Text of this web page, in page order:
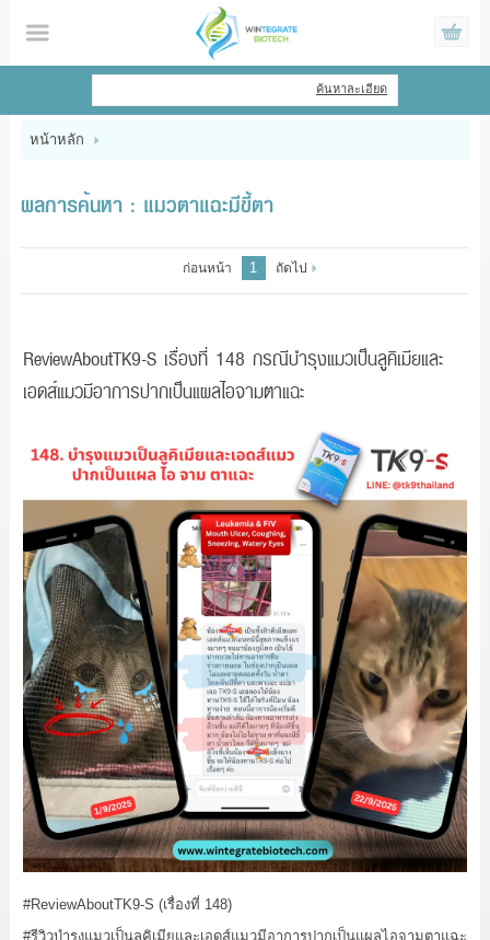
ไทย | English
หน้าหลัก
แจ้งชำระเงิน
ค้นหาละเอียด
หน้าหลัก
ผลการค้นหา : แมวตาแฉะมีขี้ตา
ก่อนหน้า 1 ถัดไป
ReviewAboutTK9-S เรื่องที่ 148 กรณีบำรุงแมวเป็นลูคิเมียและ
เอดส์แมวมีอาการปากเป็นแผลไอจามตาแฉะ
#ReviewAboutTK9-S (เรื่องที่ 148)
#รีวิวบำรุงแมวเป็นลูคิเมียและเอดส์แมวมีอาการปากเป็นแผลไอจามตาแฉะ